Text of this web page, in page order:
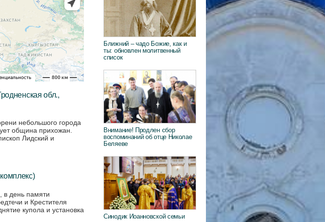
обл.,
небольшого города
община прихожан.
Лидский и
в день памяти
и Крестителя
купола и установка
Ближний – чадо Божие, как и
ты: обновлен молитвенный
список
Внимание! Продлен сбор
воспоминаний об отце Николае
Беляеве
Синодик Иоанновской семьи